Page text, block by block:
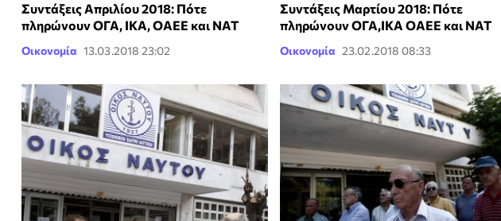
Συντάξεις Απριλίου 2018: Πότε
πληρώνουν ΟΓΑ, ΙΚΑ, ΟΑΕΕ και ΝΑΤ
Οικονομία 13.03.2018 23:02
Συντάξεις Μαρτίου 2018: Πότε
πληρώνουν ΟΓΑ,ΙΚΑ ΟΑΕΕ και ΝΑΤ
Οικονομία 23.02.2018 08:33